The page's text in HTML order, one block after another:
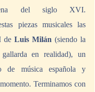
del siglo XVI.
piezas musicales las
de Luis Milán (siendo la
en realidad), un
de música española y
Terminamos con